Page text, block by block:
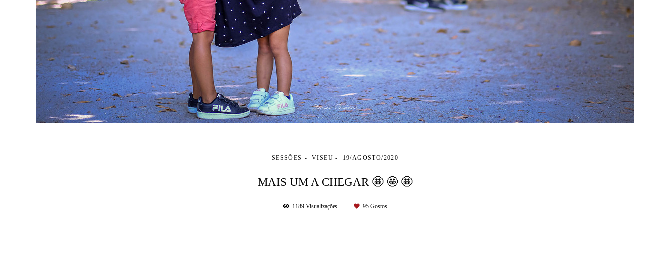
SESSÕES VISEU 19/AGOSTO/2020
MAIS UM A CHEGAR 🤩 🤩 🤩
1189 Visualizações 95 Gostos